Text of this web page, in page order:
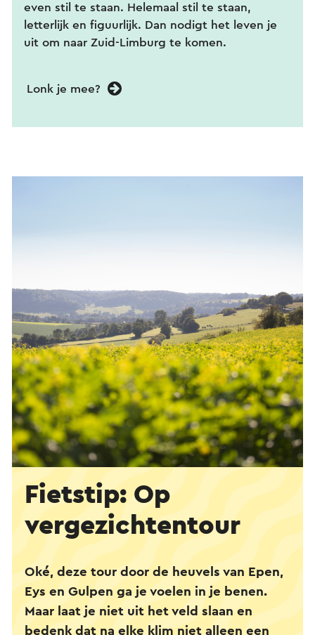
even stil te staan. Helemaal stil te staan,
letterlijk en figuurlijk. Dan nodigt het leven je
uit om naar Zuid-Limburg te komen.
Lonk je mee?
Fietstip: Op
vergezichten­tour
Oké, deze tour door de heuvels van Epen,
Eys en Gulpen ga je voelen in je benen.
Maar laat je niet uit het veld slaan en
bedenk dat na elke klim niet alleen een